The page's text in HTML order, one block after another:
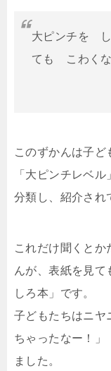
大ピンチを
ても こわくな
このずかんは子ど
「大ピンチレベ
分類し、紹介され
これだけ聞くとか
んが、表紙を見て
しろ本」です。
子どもたちはニヤ
ちゃったなー！」
ました。